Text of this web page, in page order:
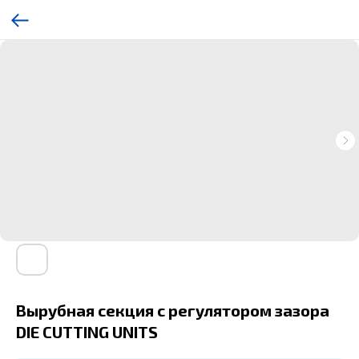
Вырубная секция с регулятором зазора
DIE CUTTING UNITS